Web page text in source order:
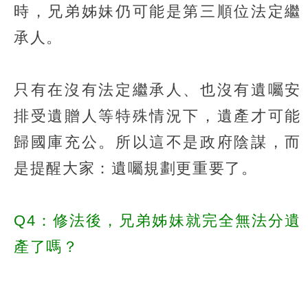
時，兄弟姊妹仍可能是第三順位法定繼
承人。
只有在沒有法定繼承人、也沒有遺囑安
排受遺贈人等特殊情況下，遺產才可能
歸國庫充公。所以這不是政府陰謀，而
是提醒大家：遺囑規劃更重要了。
Q4：修法後，兄弟姊妹就完全無法分遺
產了嗎？